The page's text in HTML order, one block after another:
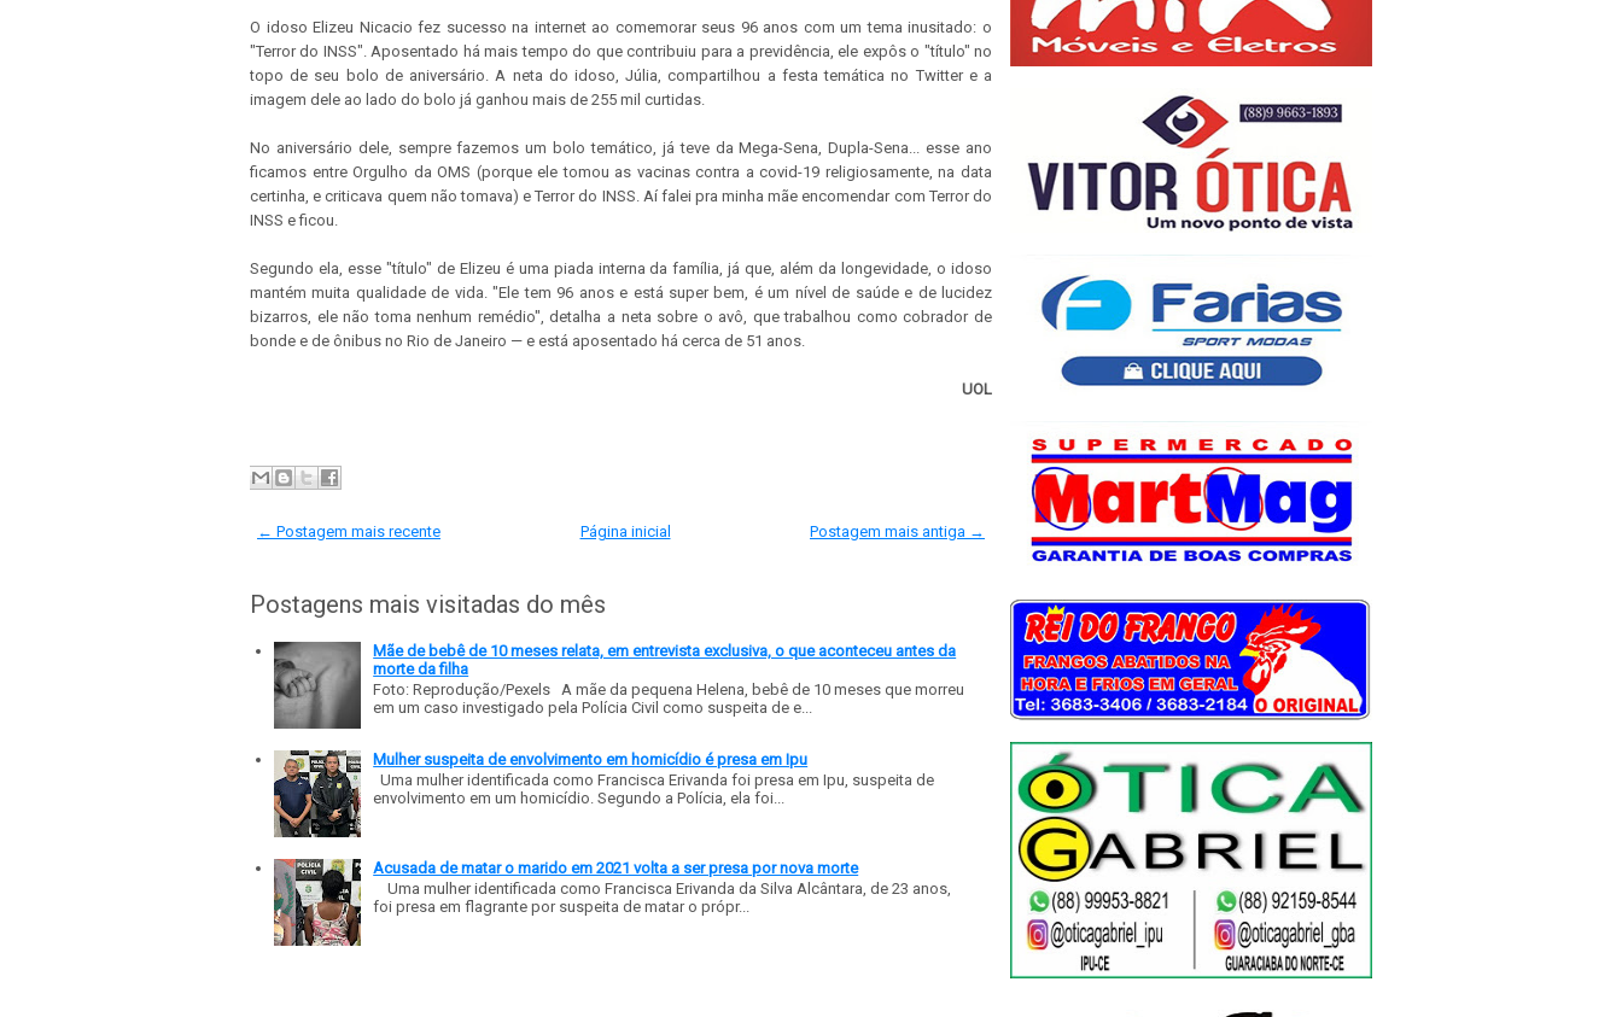
O idoso Elizeu Nicacio fez sucesso na internet ao comemorar seus 96 anos com um tema inusitado: o
"Terror do INSS". Aposentado há mais tempo do que contribuiu para a previdência, ele expôs o "título" no
topo de seu bolo de aniversário. A neta do idoso, Júlia, compartilhou a festa temática no Twitter e a
imagem dele ao lado do bolo já ganhou mais de 255 mil curtidas.
No aniversário dele, sempre fazemos um bolo temático, já teve da Mega-Sena, Dupla-Sena... esse ano
ficamos entre Orgulho da OMS (porque ele tomou as vacinas contra a covid-19 religiosamente, na data
certinha, e criticava quem não tomava) e Terror do INSS. Aí falei pra minha mãe encomendar com Terror do
INSS e ficou.
Segundo ela, esse "título" de Elizeu é uma piada interna da família, já que, além da longevidade, o idoso
mantém muita qualidade de vida. "Ele tem 96 anos e está super bem, é um nível de saúde e de lucidez
bizarros, ele não toma nenhum remédio", detalha a neta sobre o avô, que trabalhou como cobrador de
bonde e de ônibus no Rio de Janeiro — e está aposentado há cerca de 51 anos.
UOL
← Postagem mais recente Postagem mais antiga →
Página inicial
Postagens mais visitadas do mês
Mãe de bebê de 10 meses relata, em entrevista exclusiva, o que aconteceu antes da
morte da filha
Foto: Reprodução/Pexels A mãe da pequena Helena, bebê de 10 meses que morreu
em um caso investigado pela Polícia Civil como suspeita de e...
Mulher suspeita de envolvimento em homicídio é presa em Ipu
Uma mulher identificada como Francisca Erivanda foi presa em Ipu, suspeita de
envolvimento em um homicídio. Segundo a Polícia, ela foi...
Acusada de matar o marido em 2021 volta a ser presa por nova morte
Uma mulher identificada como Francisca Erivanda da Silva Alcântara, de 23 anos,
foi presa em flagrante por suspeita de matar o própr...